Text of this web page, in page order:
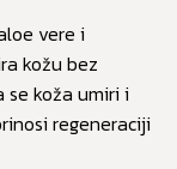
vere i
kožu bez
se koža umiri i
regeneraciji